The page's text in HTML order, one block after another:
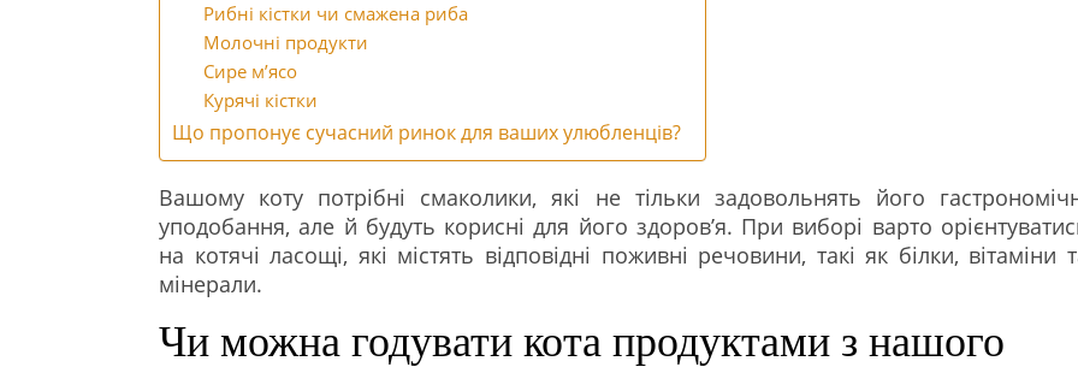
Рибні кістки чи смажена риба
Молочні продукти
Сире м’ясо
Курячі кістки
Що пропонує сучасний ринок для ваших улюбленців?
Вашому коту потрібні смаколики, які не тільки задовольнять його
уподобання, але й будуть корисні для його здоров’я. При виборі варто
на котячі ласощі, які містять відповідні поживні речовини, такі як білки, вітаміни
мінерали.
Чи можна годувати кота продуктами з нашого